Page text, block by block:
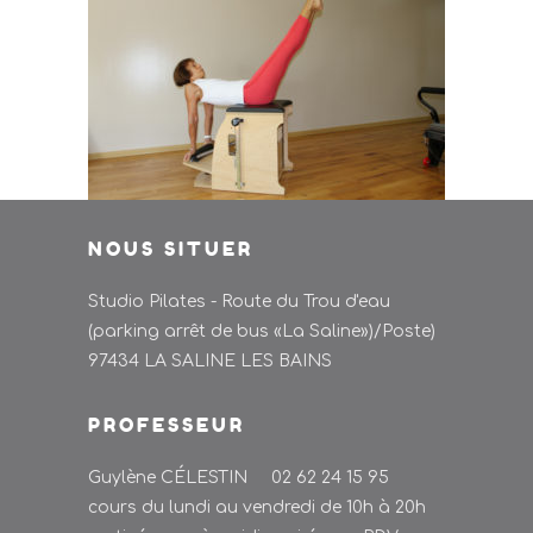
NOUS SITUER
Studio Pilates - Route du Trou d'eau
(parking arrêt de bus «La Saline»)/Poste)
97434 LA SALINE LES BAINS
PROFESSEUR
Guylène CÉLESTIN 02 62 24 15 95
cours du lundi au vendredi de 10h à 20h